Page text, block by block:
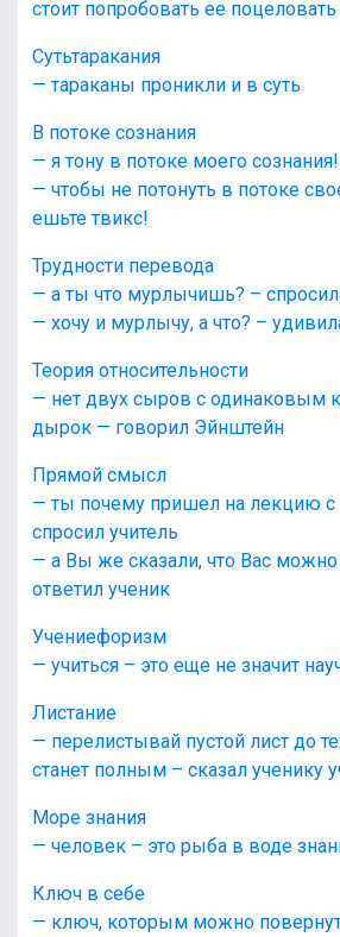
стоит попробовать ее поцеловать
Сутьтаракания
— тараканы проникли и в суть
В потоке сознания
— я тону в потоке моего сознания!
— чтобы не потонуть в потоке
ешьте твикс!
Трудности перевода
— а ты что мурлычишь? –
— хочу и мурлычу, а что? –
Теория относительности
— нет двух сыров с одинаковым
дырок — говорил Эйнштейн
Прямой смысл
— ты почему пришел на лекцию с
спросил учитель
— а Вы же сказали, что Вас
ответил ученик
Учениефоризм
— учиться – это еще не значит
Листание
— перелистывай пустой лист до
станет полным – сказал ученику
Море знания
— человек – это рыба в воде
Ключ в себе
— ключ, которым можно